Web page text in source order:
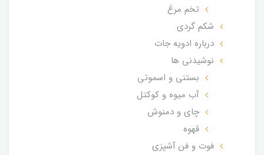
تخم مرغ
شکم گردی
درباره ادویه جات
نوشیدنی ها
بستنی و اسموتی
آب میوه و کوکتل
چای و دمنوش
قهوه
فوت و فن آشپزی